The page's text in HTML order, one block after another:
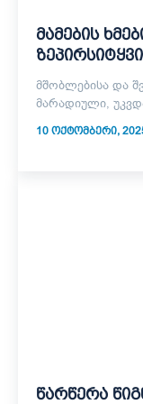
მამების
მშობლებისა და
მარადიული,
10 ᲝᲥᲢᲝᲛᲑᲔᲠᲘ,
წარწერა